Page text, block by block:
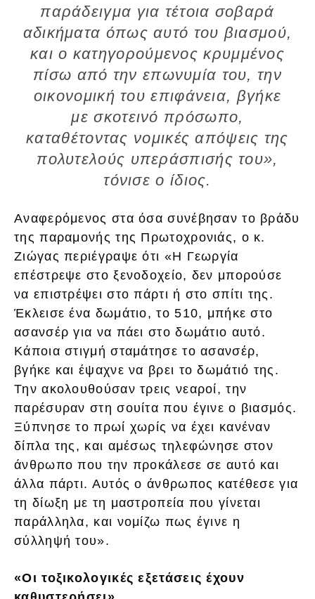
παράδειγμα για τέτοια σοβαρά
αδικήματα όπως αυτό του βιασμού,
και ο κατηγορούμενος κρυμμένος
πίσω από την επωνυμία του, την
οικονομική του επιφάνεια, βγήκε
με σκοτεινό πρόσωπο,
καταθέτοντας νομικές απόψεις της
πολυτελούς υπεράσπισής του»,
τόνισε ο ίδιος.
Αναφερόμενος στα όσα συνέβησαν το βράδυ
της παραμονής της Πρωτοχρονιάς, ο κ.
Ζιώγας περιέγραψε ότι «Η Γεωργία
επέστρεψε στο ξενοδοχείο, δεν μπορούσε
να επιστρέψει στο πάρτι ή στο σπίτι της.
Έκλεισε ένα δωμάτιο, το 510, μπήκε στο
ασανσέρ για να πάει στο δωμάτιο αυτό.
Κάποια στιγμή σταμάτησε το ασανσέρ,
βγήκε και έψαχνε να βρει το δωμάτιό της.
Την ακολουθούσαν τρεις νεαροί, την
παρέσυραν στη σουίτα που έγινε ο βιασμός.
Ξύπνησε το πρωί χωρίς να έχει κανέναν
δίπλα της, και αμέσως τηλεφώνησε στον
άνθρωπο που την προκάλεσε σε αυτό και
άλλα πάρτι. Αυτός ο άνθρωπος κατέθεσε για
τη δίωξη με τη μαστροπεία που γίνεται
παράλληλα, και νομίζω πως έγινε η
σύλληψή του».
«Οι τοξικολογικές εξετάσεις έχουν